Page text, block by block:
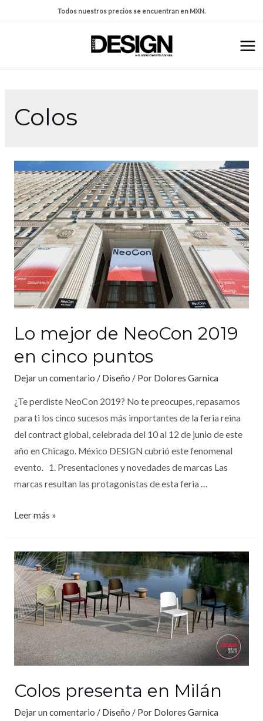
Todos nuestros precios se encuentran en MXN.
Colos
Lo mejor de NeoCon 2019
en cinco puntos
Dejar un comentario / Diseño / Por Dolores Garnica
¿Te perdiste NeoCon 2019? No te preocupes, repasamos
para ti los cinco sucesos más importantes de la feria reina
del contract global, celebrada del 10 al 12 de junio de este
año en Chicago. México DESIGN cubrió este fenomenal
evento. 1. Presentaciones y novedades de marcas Las
marcas resultan las protagonistas de esta feria …
Leer más »
Colos presenta en Milán
Dejar un comentario / Diseño / Por Dolores Garnica